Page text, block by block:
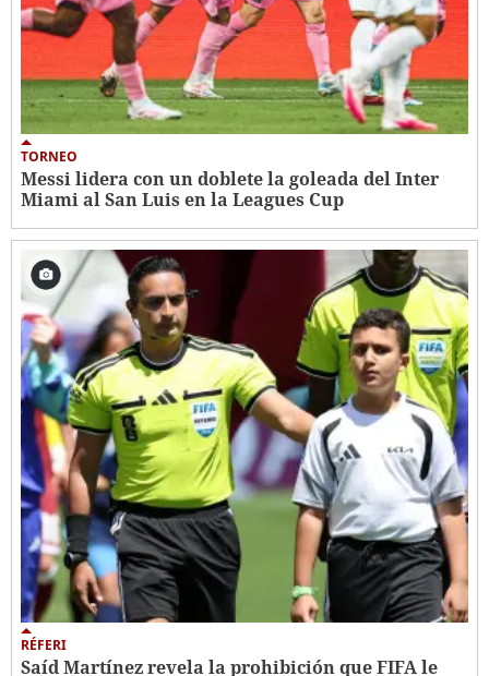
TORNEO
Messi lidera con un doblete la goleada del Inter
Miami al San Luis en la Leagues Cup
RÉFERI
Saíd Martínez revela la prohibición que FIFA le